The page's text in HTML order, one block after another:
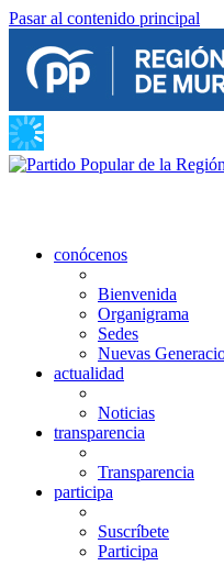
Pasar al contenido principal
conócenos
Bienvenida
Organigrama
Sedes
Nuevas
actualidad
Noticias
transparencia
Transparencia
participa
Suscríbete
Participa